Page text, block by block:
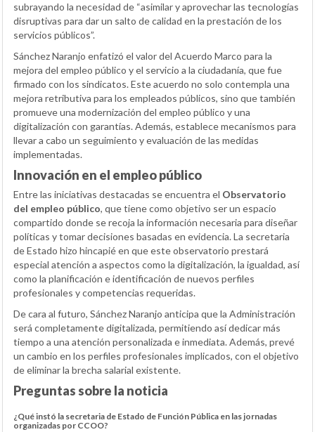
subrayando la necesidad de “asimilar y aprovechar las tecnologías
disruptivas para dar un salto de calidad en la prestación de los
servicios públicos”.
Sánchez Naranjo enfatizó el valor del Acuerdo Marco para la
mejora del empleo público y el servicio a la ciudadanía, que fue
firmado con los sindicatos. Este acuerdo no solo contempla una
mejora retributiva para los empleados públicos, sino que también
promueve una modernización del empleo público y una
digitalización con garantías. Además, establece mecanismos para
llevar a cabo un seguimiento y evaluación de las medidas
implementadas.
Innovación en el empleo público
Entre las iniciativas destacadas se encuentra el Observatorio
del empleo público, que tiene como objetivo ser un espacio
compartido donde se recoja la información necesaria para diseñar
políticas y tomar decisiones basadas en evidencia. La secretaria
de Estado hizo hincapié en que este observatorio prestará
especial atención a aspectos como la digitalización, la igualdad, así
como la planificación e identificación de nuevos perfiles
profesionales y competencias requeridas.
De cara al futuro, Sánchez Naranjo anticipa que la Administración
será completamente digitalizada, permitiendo así dedicar más
tiempo a una atención personalizada e inmediata. Además, prevé
un cambio en los perfiles profesionales implicados, con el objetivo
de eliminar la brecha salarial existente.
Preguntas sobre la noticia
¿Qué instó la secretaria de Estado de Función Pública en las jornadas
organizadas por CCOO?